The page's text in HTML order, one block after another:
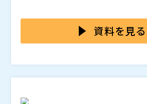
wer BIを活用することでデータ分析の
ります。 作成したレポートを簡単に
です。
トを作成できるかファーストステップ
を交えて解説いたします。 加えて自
スについてもご紹介します。
株式会社オープンソース活用研究所（
会社（） ※共催、協賛、協力、講演
資料を見る